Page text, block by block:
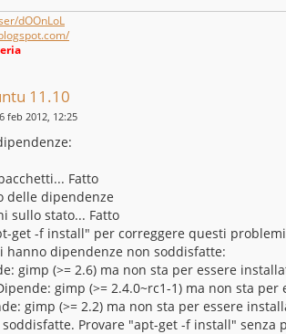
dOOnLoL
11.10
feb 2012, 12:25
Fatto
delle dipendenze
sullo stato... Fatto
get -f install" per correggere questi
hanno dipendenze non soddisfatte:
gimp (>= 2.6) ma non sta per essere
gimp (>= 2.4.0~rc1-1) ma non sta per
gimp (>= 2.2) ma non sta per essere
Provare "apt-get -f install" senza